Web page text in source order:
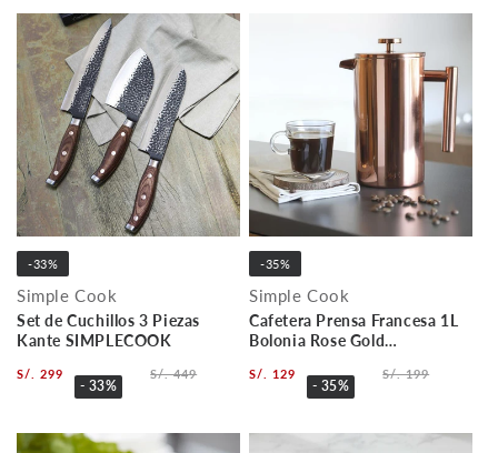
-33%
Simple Cook
Set de Cuchillos 3 Piezas
Kante SIMPLECOOK
S/. 299
- 33%
S/. 449
-35%
Simple Cook
Cafetera Prensa Francesa 1L
Bolonia Rose Gold
S/. 129
- 35%
S/. 199